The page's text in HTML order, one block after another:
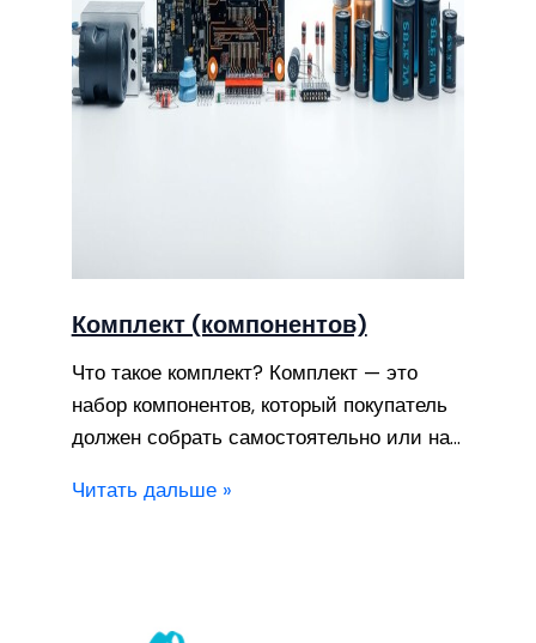
Комплект (компонентов)
Что такое комплект? Комплект — это
набор компонентов, который покупатель
должен собрать самостоятельно или на…
Читать дальше »